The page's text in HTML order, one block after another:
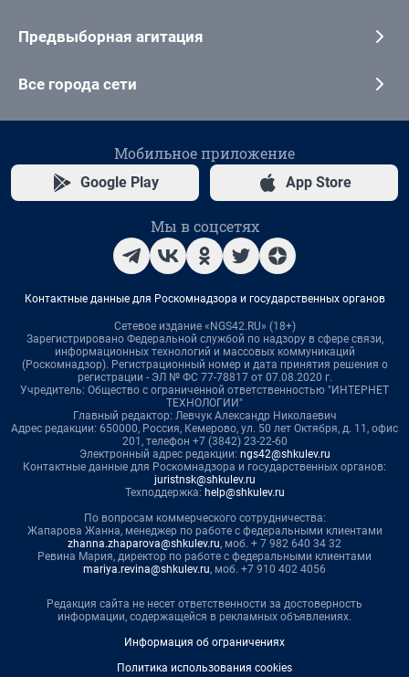
Предвыборная агитация
Все города сети
Мобильное приложение
Google Play App Store
Мы в соцсетях
Контактные данные для Роскомнадзора и государственных органов
Сетевое издание «NGS42.RU» (18+)
Зарегистрировано Федеральной службой по надзору в сфере связи,
информационных технологий и массовых коммуникаций
(Роскомнадзор). Регистрационный номер и дата принятия решения о
регистрации - ЭЛ № ФС 77-78817 от 07.08.2020 г.
Учредитель: Общество с ограниченной ответственностью "ИНТЕРНЕТ
ТЕХНОЛОГИИ"
Главный редактор: Левчук Александр Николаевич
Адрес редакции: 650000, Россия, Кемерово, ул. 50 лет Октября, д. 11, офис
201, телефон +7 (3842) 23-22-60
Электронный адрес редакции: ngs42@shkulev.ru
Контактные данные для Роскомнадзора и государственных органов:
juristnsk@shkulev.ru
Техподдержка: help@shkulev.ru
По вопросам коммерческого сотрудничества:
Жапарова Жанна, менеджер по работе с федеральными клиентами
zhanna.zhaparova@shkulev.ru, моб. + 7 982 640 34 32
Ревина Мария, директор по работе с федеральными клиентами
mariya.revina@shkulev.ru, моб. +7 910 402 4056
Редакция сайта не несет ответственности за достоверность
информации, содержащейся в рекламных объявлениях.
Информация об ограничениях
Политика использования cookies